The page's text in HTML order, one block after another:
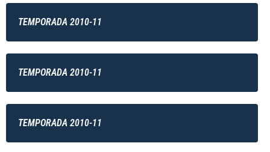
TEMPORADA 2010-11
TEMPORADA 2010-11
TEMPORADA 2010-11